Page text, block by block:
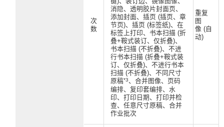
次
数
消隐、透明胶片封面页、
添加封面、插页 (插页、章
节页)、插页 (标签纸)、在
标签上打印、书本扫描 (折
叠+鞍式装订、仅折叠)、
书本扫描 (不折叠)、不进
行书本扫描 (折叠+鞍式装
订、仅折叠)、不进行书本
扫描 (不折叠)、不同尺寸
原稿*3、合并图像、页码
编排、复印套编排、水
印、打印日期、打印并检
查、任意尺寸原稿、合并
作业批次
重复
图
像 (自
动)